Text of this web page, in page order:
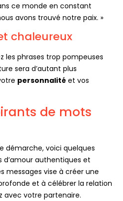
ce monde en constant
avons trouvé notre paix. »
chaleureux
les phrases trop pompeuses
sera d’autant plus
personnalité et vos
de mots
démarche, voici quelques
authentiques et
messages vise à créer une
et à célébrer la relation
avec votre partenaire.